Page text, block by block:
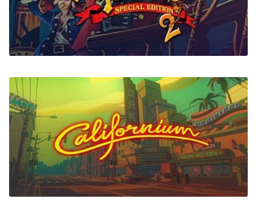
Ultimate Ski Jumping 2020
Monkey Island 2 Special Edition: LeChuck’s
Revenge